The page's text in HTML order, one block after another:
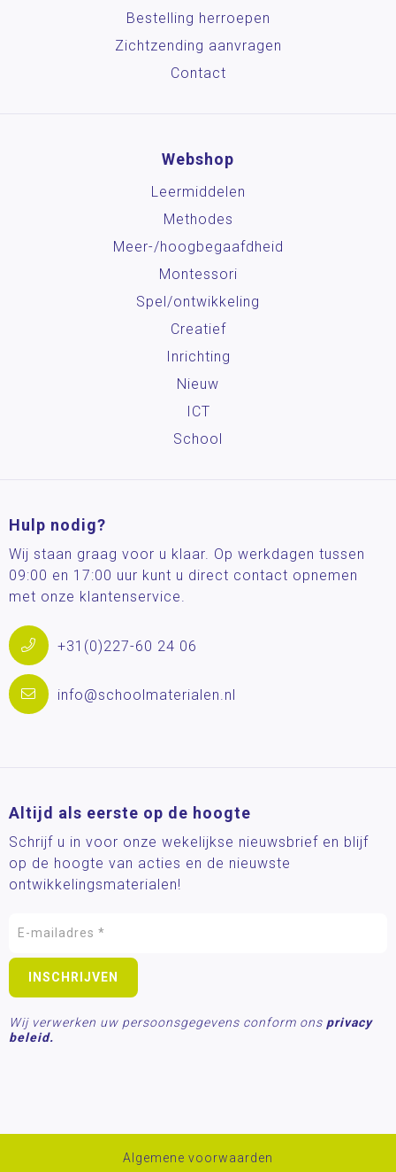
Bestelling herroepen
Zichtzending aanvragen
Contact
Webshop
Leermiddelen
Methodes
Meer-/hoog­begaafdheid
Montessori
Spel/ontwikkeling
Creatief
Inrichting
Nieuw
ICT
School
Hulp nodig?
Wij staan graag voor u klaar. Op werkdagen tussen
09:00 en 17:00 uur kunt u direct contact opnemen
met onze klantenservice.
+31(0)227-60 24 06
info@schoolmaterialen.nl
Altijd als eerste op de hoogte
Schrijf u in voor onze wekelijkse nieuwsbrief en blijf
op de hoogte van acties en de nieuwste
ontwikkelingsmaterialen!
Wij verwerken uw persoonsgegevens conform ons privacy
beleid.
Algemene voorwaarden